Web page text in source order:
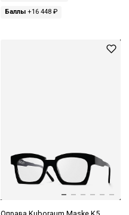
Баллы+16 448 ₽